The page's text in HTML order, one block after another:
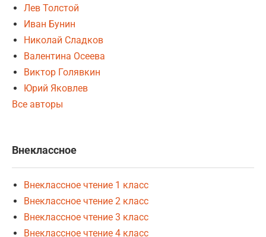
Лев Толстой
Иван Бунин
Николай Сладков
Валентина Осеева
Виктор Голявкин
Юрий Яковлев
Все авторы
Внеклассное
Внеклассное чтение 1 класс
Внеклассное чтение 2 класс
Внеклассное чтение 3 класс
Внеклассное чтение 4 класс